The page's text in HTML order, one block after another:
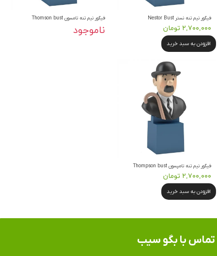
فیگور نیم تنه نستر Nestor Bust
۲,۷۰۰,۰۰۰ تومان
افزودن به سبد خرید
فیگور نیم تنه تامسون Thomson bust
ناموجود
فیگور نیم تنه تامپسون Thompson bust
۲,۷۰۰,۰۰۰ تومان
افزودن به سبد خرید
تماس​​​​​​​ با بگو سیب